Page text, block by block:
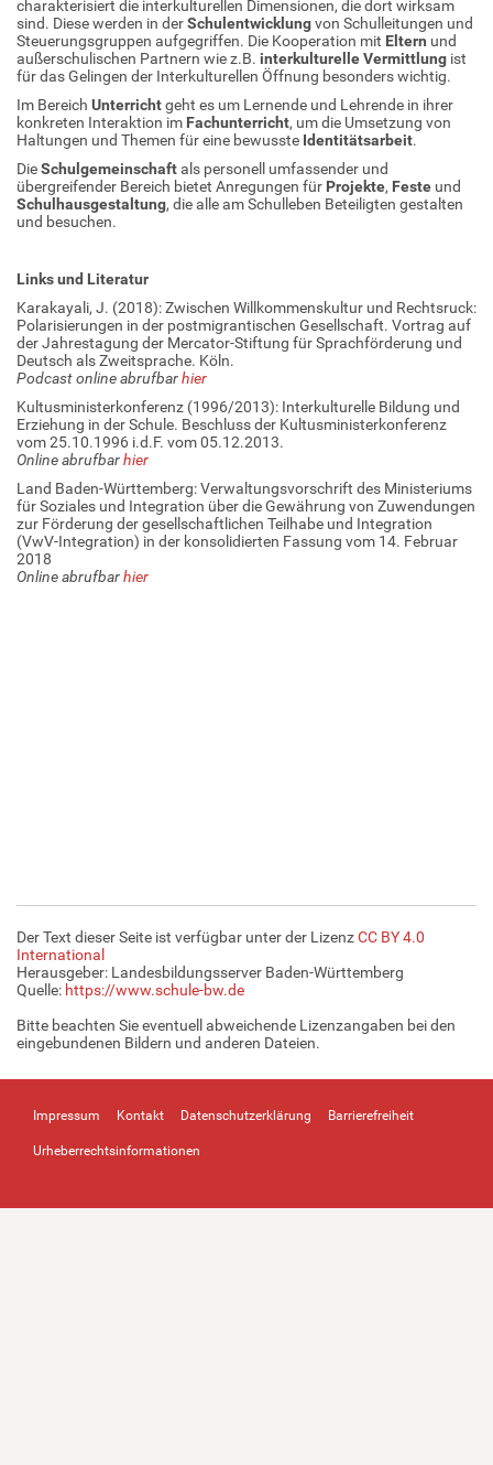
charakterisiert die interkulturellen Dimensionen, die dort wirksam
sind. Diese werden in derSchulentwicklungvon Schulleitungen und
Steuerungsgruppen aufgegriffen. Die Kooperation mit Eltern und
außerschulischen Partnern wie z.B. interkulturelle Vermittlung ist
für das Gelingen der Interkulturellen Öffnung besonders wichtig.
Im Bereich Unterrichtgeht es um Lernende und Lehrende in ihrer
konkreten Interaktion im Fachunterricht, um die Umsetzung von
Haltungen und Themen für eine bewusste Identitätsarbeit.
DieSchulgemeinschaftals personell umfassender und
übergreifender Bereich bietet Anregungen für Projekte, Feste und
Schulhausgestaltung, die alle am Schulleben Beteiligten gestalten
und besuchen.
Links und Literatur
Karakayali, J. (2018): Zwischen Willkommenskultur und Rechtsruck:
Polarisierungen in der postmigrantischen Gesellschaft. Vortrag auf
der Jahrestagung der Mercator-Stiftung für Sprachförderung und
Deutsch als Zweitsprache. Köln.
Podcast online abrufbarhier
Kultusministerkonferenz (1996/2013): Interkulturelle Bildung und
Erziehung in der Schule. Beschluss der Kultusministerkonferenz
vom 25.10.1996 i.d.F. vom 05.12.2013.
Online abrufbarhier
Land Baden-Württemberg: Verwaltungsvorschrift des Ministeriums
für Soziales und Integration über die Gewährung von Zuwendungen
zur Förderung der gesellschaftlichen Teilhabe und Integration
(VwV-Integration) in der konsolidierten Fassung vom 14. Februar
2018
Online abrufbarhier
Der Text dieser Seite ist verfügbar unter der LizenzCC BY 4.0
International
Herausgeber: Landesbildungsserver Baden-Württemberg
Quelle: https://www.schule-bw.de
Bitte beachten Sie eventuell abweichende Lizenzangaben bei den
eingebundenen Bildern und anderen Dateien.
Impressum Kontakt Datenschutzerklärung Barrierefreiheit
Urheberrechtsinformationen